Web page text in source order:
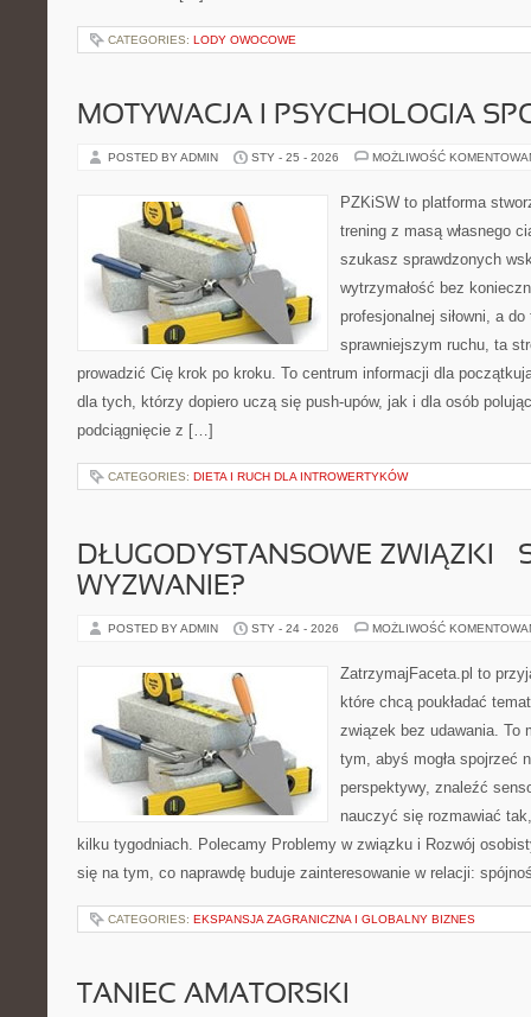
CATEGORIES: LODY OWOCOWE
MOTYWACJA I PSYCHOLOGIA
POSTED BY ADMIN STY - 25 - 2026 MOŻLIWOŚĆ
PZKiSW to platforma
trening z masą własnego
szukasz sprawdzonych
wytrzymałość bez
profesjonalnej siłowni, a
sprawniejszym ruchu, ta
prowadzić Cię krok po kroku. To centrum informacji dla
dla tych, którzy dopiero uczą się push-upów, jak i dla osób
podciągnięcie z […]
CATEGORIES: DIETA I RUCH DLA INTROWERTYKÓW
DŁUGODYSTANSOWE ZWIĄZKI –
WYZWANIE?
POSTED BY ADMIN STY - 24 - 2026 MOŻLIWOŚĆ
ZatrzymajFaceta.pl to
które chcą poukładać
związek bez udawania. To
tym, abyś mogła spojrzeć
perspektywy, znaleźć
nauczyć się rozmawiać
kilku tygodniach. Polecamy Problemy w związku i Rozwój
się na tym, co naprawdę buduje zainteresowanie w relacji:
CATEGORIES: EKSPANSJA ZAGRANICZNA I GLOBALNY BIZNES
TANIEC AMATORSKI